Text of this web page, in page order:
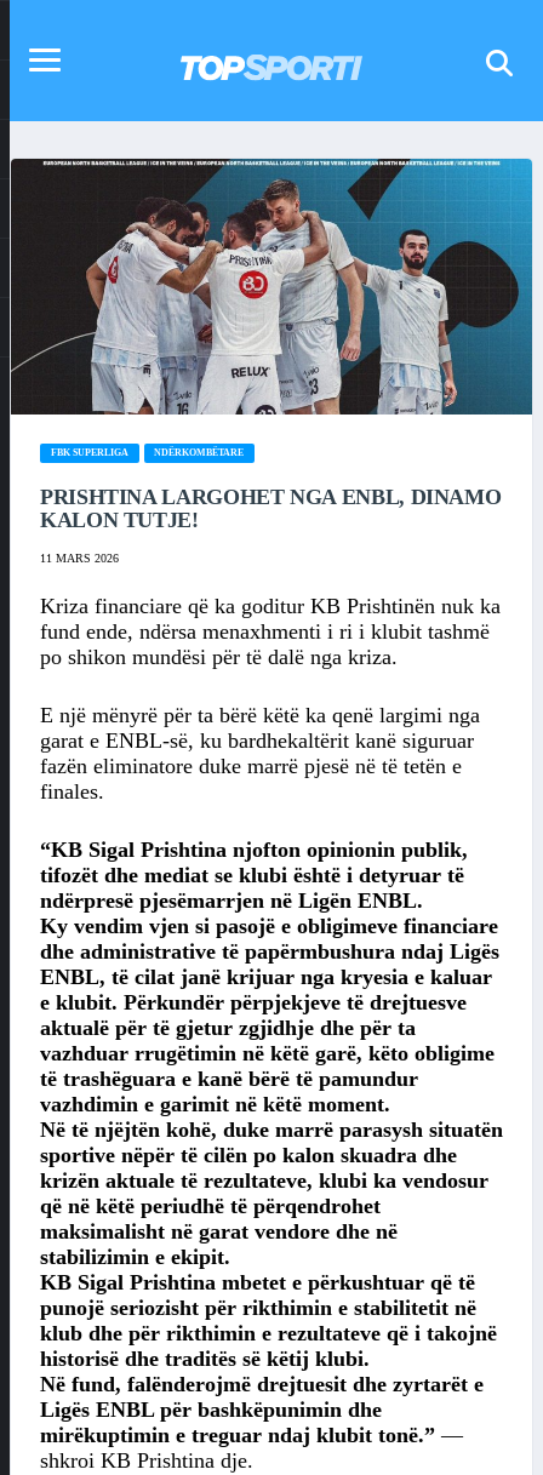
FBK SUPERLIGA NDËRKOMBËTARE
PRISHTINA LARGOHET NGA ENBL, DINAMO
KALON TUTJE!
11 MARS 2026
Kriza financiare që ka goditur KB Prishtinën nuk ka
fund ende, ndërsa menaxhmenti i ri i klubit tashmë
po shikon mundësi për të dalë nga kriza.
E një mënyrë për ta bërë këtë ka qenë largimi nga
garat e ENBL-së, ku bardhekaltërit kanë siguruar
fazën eliminatore duke marrë pjesë në të tetën e
finales.
“KB Sigal Prishtina njofton opinionin publik,
tifozët dhe mediat se klubi është i detyruar të
ndërpresë pjesëmarrjen në Ligën ENBL.
Ky vendim vjen si pasojë e obligimeve financiare
dhe administrative të papërmbushura ndaj Ligës
ENBL, të cilat janë krijuar nga kryesia e kaluar
e klubit. Përkundër përpjekjeve të drejtuesve
aktualë për të gjetur zgjidhje dhe për ta
vazhduar rrugëtimin në këtë garë, këto obligime
të trashëguara e kanë bërë të pamundur
vazhdimin e garimit në këtë moment.
Në të njëjtën kohë, duke marrë parasysh situatën
sportive nëpër të cilën po kalon skuadra dhe
krizën aktuale të rezultateve, klubi ka vendosur
që në këtë periudhë të përqendrohet
maksimalisht në garat vendore dhe në
stabilizimin e ekipit.
KB Sigal Prishtina mbetet e përkushtuar që të
punojë seriozisht për rikthimin e stabilitetit në
klub dhe për rikthimin e rezultateve që i takojnë
historisë dhe traditës së këtij klubi.
Në fund, falënderojmë drejtuesit dhe zyrtarët e
Ligës ENBL për bashkëpunimin dhe
mirëkuptimin e treguar ndaj klubit tonë.” —
shkroi KB Prishtina dje.